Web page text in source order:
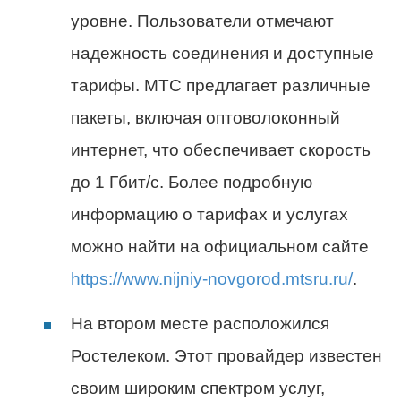
уровне. Пользователи отмечают
надежность соединения и доступные
тарифы. МТС предлагает различные
пакеты, включая оптоволоконный
интернет, что обеспечивает скорость
до 1 Гбит/с. Более подробную
информацию о тарифах и услугах
можно найти на официальном сайте
https://www.nijniy-novgorod.mtsru.ru/.
На втором месте расположился
Ростелеком. Этот провайдер известен
своим широким спектром услуг,